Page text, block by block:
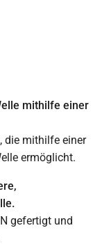
mithilfe einer
die mithilfe einer
ermöglicht.
gefertigt und